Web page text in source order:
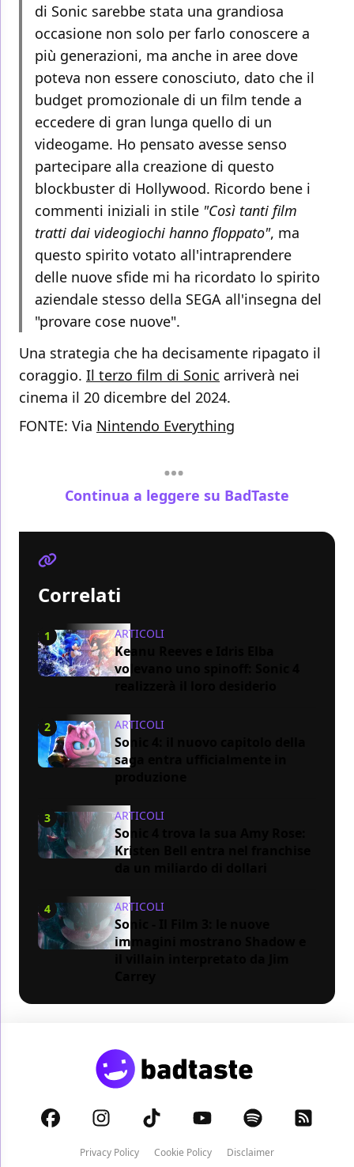
di Sonic sarebbe stata una grandiosa
occasione non solo per farlo conoscere a
più generazioni, ma anche in aree dove
poteva non essere conosciuto, dato che il
budget promozionale di un film tende a
eccedere di gran lunga quello di un
videogame. Ho pensato avesse senso
partecipare alla creazione di questo
blockbuster di Hollywood. Ricordo bene i
commenti iniziali in stile "Così tanti film
tratti dai videogiochi hanno floppato", ma
questo spirito votato all'intraprendere
delle nuove sfide mi ha ricordato lo spirito
aziendale stesso della SEGA all'insegna del
"provare cose nuove".
Una strategia che ha decisamente ripagato il
coraggio. Il terzo film di Sonic arriverà nei
cinema il 20 dicembre del 2024.
FONTE: Via Nintendo Everything
Continua a leggere su BadTaste
Correlati
1 ARTICOLI
Keanu Reeves e Idris Elba
volevano uno spinoff: Sonic 4
2 ARTICOLI
Sonic 4: il nuovo capitolo della
saga entra ufficialmente in
3 ARTICOLI
Sonic 4 trova la sua Amy Rose:
Kristen Bell entra nel franchise
4 ARTICOLI
Sonic - Il Film 3: le nuove
immagini mostrano Shadow e
Privacy Policy Cookie Policy Disclaimer